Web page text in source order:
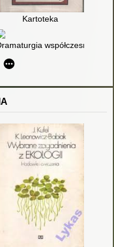
Kartoteka
współczesna :